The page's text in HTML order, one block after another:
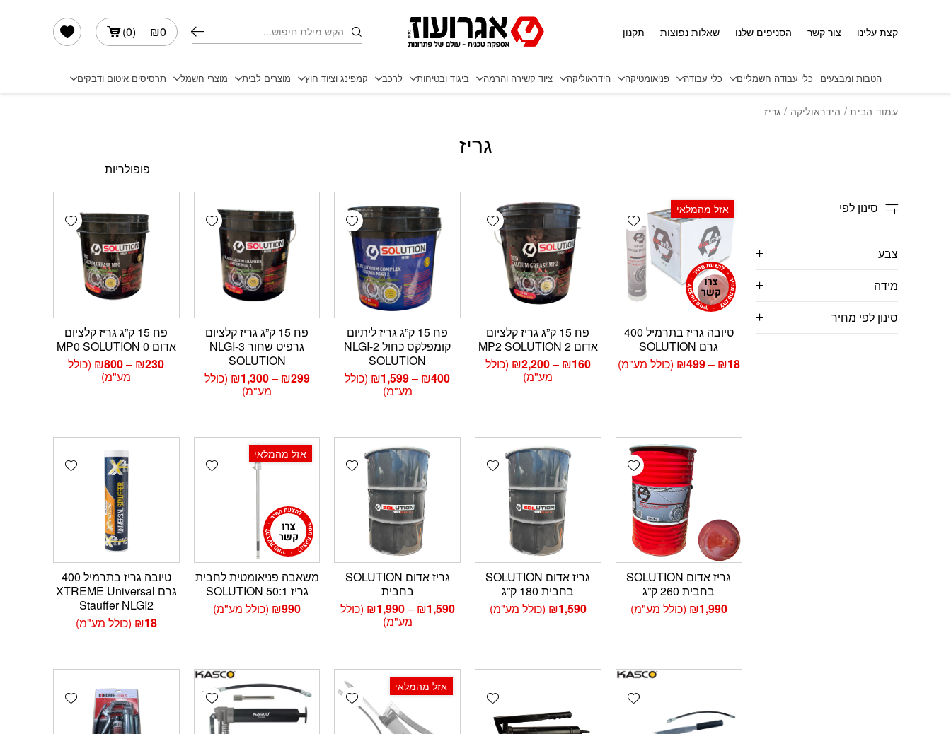
חיפוש
₪0
(
0
)
קצת עלינו
צור קשר הסניפים שלנו שאלות נפוצות תקנון
הטבות ומבצעים כלי עבודה חשמליים כלי עבודה פניאומטיקה הידראוליקה ציוד קשירה והרמה ביגוד ובטיחות לרכב קמפינג וציוד חוץ מוצרים לבית מוצרי חשמל תרסיסים איטום ודבקים
עמוד הבית/ הידראוליקה / גריז
גריז
סינון לפי
צבע
מידה
סינון לפי מחיר
Add wishlist אזל מהמלאי
טיובה גריז בתרמיל 400
גרם SOLUTION
₪18
–
₪499 טווח
מחירים:
(כולל מע"מ)
Add wishlist
פח 15 ק”ג גריז קלציום
אדום 2 MP2 SOLUTION
₪160
–
₪2,200 טווח
מחירים:
(כולל
מע"מ)
Add wishlist
פח 15 ק”ג גריז ליתיום
קומפלקס כחול NLGI-2
SOLUTION
₪400
–
₪1,599 טווח
מחירים:
(כולל
מע"מ)
Add wishlist
פח 15 ק”ג גריז קלציום
גרפיט שחור NLGI-3
SOLUTION
₪299
–
₪1,300 טווח
מחירים:
(כולל
מע"מ)
Add wishlist
פח 15 ק”ג גריז קלציום
אדום 0 MP0 SOLUTION
₪230
–
₪800 טווח
מחירים:
(כולל
מע"מ)
Add wishlist
גריז אדום SOLUTION
בחבית 260 ק”ג
₪1,990 (כולל מע"מ)
Add wishlist
גריז אדום SOLUTION
בחבית 180 ק”ג
₪1,590 (כולל מע"מ)
Add wishlist
גריז אדום SOLUTION
בחבית
₪1,590
–
₪1,990 טווח
מחירים:
(כולל
מע"מ)
Add wishlist אזל מהמלאי
משאבה פניאומטית לחבית
גריז SOLUTION 50:1
₪990 (כולל מע"מ)
Add wishlist
טיובה גריז בתרמיל 400
גרם XTREME Universal
Stauffer NLGI2
₪18 (כולל מע"מ)
Add wishlist
Add wishlist
Add wishlist אזל מהמלאי Add wishlist
Add wishlist